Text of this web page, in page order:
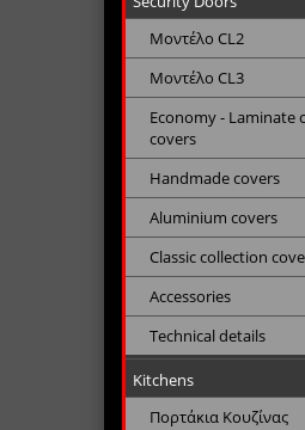
Μοντέλο CL2
Μοντέλο CL3
Economy - Laminate
covers
Handmade covers
Aluminium covers
Classic collection
Accessories
Technical details
Kitchens
Πορτάκια Κουζίνας